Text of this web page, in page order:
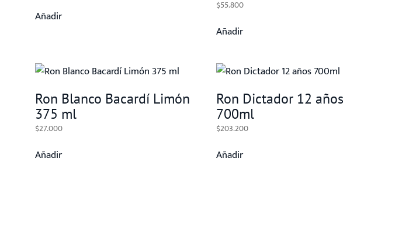
Añadir
$55.800
Añadir
Ron Blanco Bacardí Limón
375 ml
$27.000
Añadir
Ron Dictador 12 años
700ml
$203.200
Añadir